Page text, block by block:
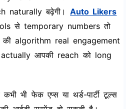
naturally बढ़ेगी।Auto Likers
से temporary numbers तो
की algorithm real engagement
actually आपकी reach को long
भी फेक एप्स या थर्ड-पार्टी टूल्स